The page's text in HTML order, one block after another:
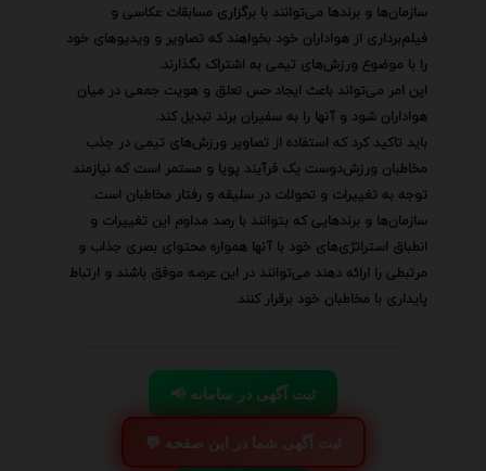
سازمان‌ها و برندها می‌توانند با برگزاری مسابقات عکاسی و
فیلم‌برداری از هواداران خود بخواهند که تصاویر و ویدیوهای خود
را با موضوع ورزش‌های تیمی به اشتراک بگذارند.
این امر می‌تواند باعث ایجاد حس تعلق و هویت جمعی در میان
هواداران شود و آنها را به سفیران برند تبدیل کند.
باید تاکید کرد که استفاده از تصاویر ورزش‌های تیمی در جذب
مخاطبان ورزش‌دوست یک فرآیند پویا و مستمر است که نیازمند
توجه به تغییرات و تحولات در سلیقه و رفتار مخاطبان است.
سازمان‌ها و برندهایی که بتوانند با رصد مداوم این تغییرات و
انطباق استراتژی‌های خود با آنها همواره محتوای بصری جذاب و
مرتبطی را ارائه دهند می‌توانند در این عرصه موفق باشند و ارتباط
پایداری با مخاطبان خود برقرار کنند.
📢 ثبت آگهی در سامانه
💬 ثبت آگهی شما در این صفحه